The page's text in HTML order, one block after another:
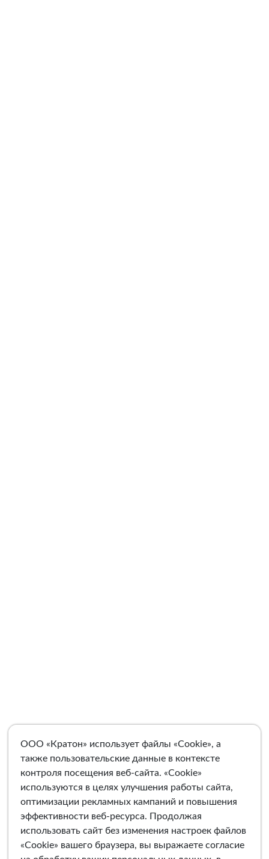
ООО «Кратон» использует файлы «Cookie», а
также пользовательские данные в контексте
контроля посещения веб-сайта. «Cookie»
используются в целях улучшения работы сайта,
оптимизации рекламных кампаний и повышения
эффективности веб-ресурса. Продолжая
использовать сайт без изменения настроек файлов
«Cookie» вашего браузера, вы выражаете согласие